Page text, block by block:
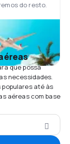
do resto.
que possa
necessidades.
populares até às
aéreas com base